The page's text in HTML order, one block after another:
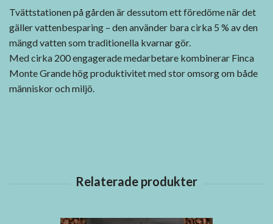
Tvättstationen på gården är dessutom ett föredöme när det
gäller vattenbesparing – den använder bara cirka 5 % av den
mängd vatten som traditionella kvarnar gör.
Med cirka 200 engagerade medarbetare kombinerar Finca
Monte Grande hög produktivitet med stor omsorg om både
människor och miljö.